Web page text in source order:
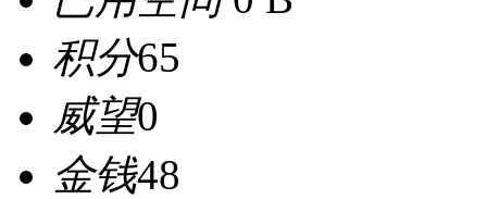
积分65
威望0
金钱48